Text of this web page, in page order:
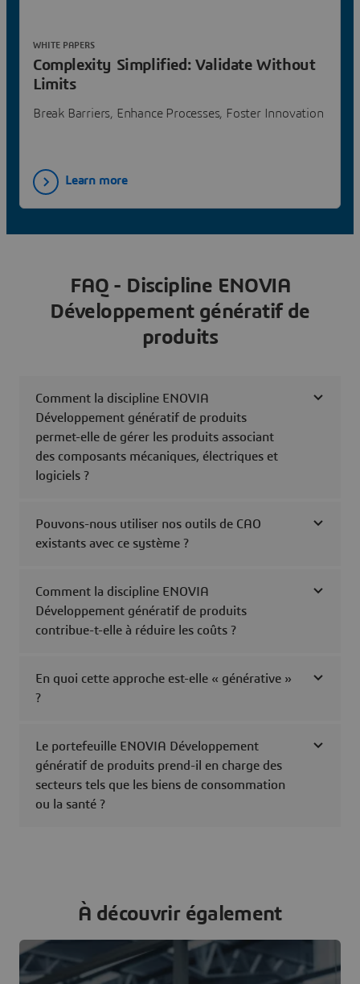
Complexity Simplified: Validate Without
Limits
Break Barriers, Enhance Processes, Foster Innovation
WHITE PAPERS
Learn more
FAQ - Discipline ENOVIA
Développement génératif de
produits
Comment la discipline ENOVIA
Développement génératif de produits
permet-elle de gérer les produits associant
des composants mécaniques, électriques et
logiciels ?
Pouvons-nous utiliser nos outils de CAO
existants avec ce système ?
Comment la discipline ENOVIA
Développement génératif de produits
contribue-t-elle à réduire les coûts ?
En quoi cette approche est-elle « générative »
?
Le portefeuille ENOVIA Développement
génératif de produits prend-il en charge des
secteurs tels que les biens de consommation
ou la santé ?
À découvrir également